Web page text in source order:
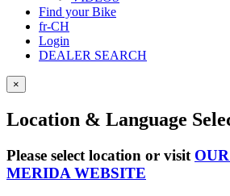
Find your Bike
fr-CH
Login
DEALER SEARCH
×
Location & Language
Please select location or visit
MERIDA WEBSITE